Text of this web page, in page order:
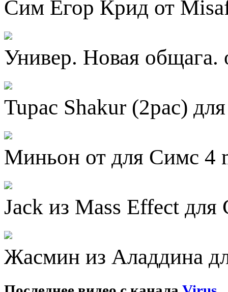
Сим Егор Крид от
Универ. Новая общага.
Tupac Shakur (2pac)
Миньон от для Симс 4
Jack из Mass Effect
Жасмин из Аладдина